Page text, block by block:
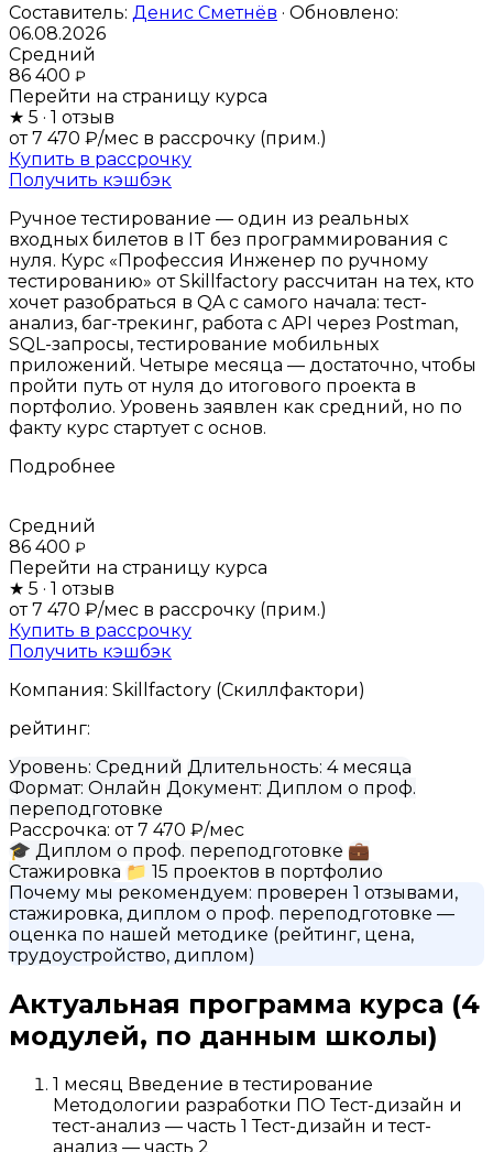
Составитель: Денис Сметнёв · Обновлено:
06.08.2026
Средний
86 400 ₽
Перейти на страницу курса
★ 5 · 1 отзыв
от 7 470 ₽/мес в рассрочку (прим.)
Купить в рассрочку
Получить кэшбэк
Ручное тестирование — один из реальных
входных билетов в IT без программирования с
нуля. Курс «Профессия Инженер по ручному
тестированию» от Skillfactory рассчитан на тех, кто
хочет разобраться в QA с самого начала: тест-
анализ, баг-трекинг, работа с API через Postman,
SQL-запросы, тестирование мобильных
приложений. Четыре месяца — достаточно, чтобы
пройти путь от нуля до итогового проекта в
портфолио. Уровень заявлен как средний, но по
факту курс стартует с основ.
Подробнее
Средний
86 400 ₽
Перейти на страницу курса
★ 5 · 1 отзыв
от 7 470 ₽/мес в рассрочку (прим.)
Купить в рассрочку
Получить кэшбэк
Компания: Skillfactory (Скиллфактори)
рейтинг:
Уровень: Средний Длительность: 4 месяца
Формат: Онлайн Документ: Диплом о проф.
переподготовке
Рассрочка: от 7 470 ₽/мес
🎓 Диплом о проф. переподготовке 💼
Стажировка 📁 15 проектов в портфолио
Почему мы рекомендуем: проверен 1 отзывами,
стажировка, диплом о проф. переподготовке —
оценка по нашей методике (рейтинг, цена,
трудоустройство, диплом)
Актуальная программа курса (4
модулей, по данным школы)
1 месяц Введение в тестирование
Методологии разработки ПО Тест-дизайн и
тест-анализ — часть 1 Тест-дизайн и тест-
анализ — часть 2